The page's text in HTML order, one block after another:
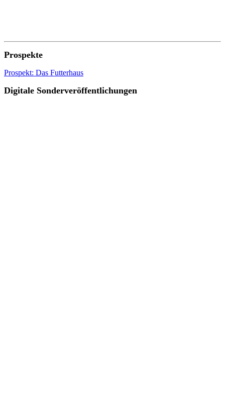
Prospekte
Prospekt: Das Futterhaus
Digitale Sonderveröffentlichungen